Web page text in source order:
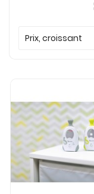
Prix, croissant